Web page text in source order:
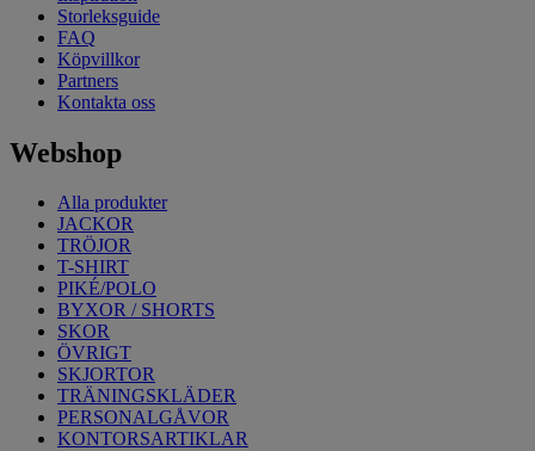
Storleksguide
FAQ
Köpvillkor
Partners
Kontakta oss
Webshop
Alla produkter
JACKOR
TRÖJOR
T-SHIRT
PIKÉ/POLO
BYXOR / SHORTS
SKOR
ÖVRIGT
SKJORTOR
TRÄNINGSKLÄDER
PERSONALGÅVOR
KONTORSARTIKLAR